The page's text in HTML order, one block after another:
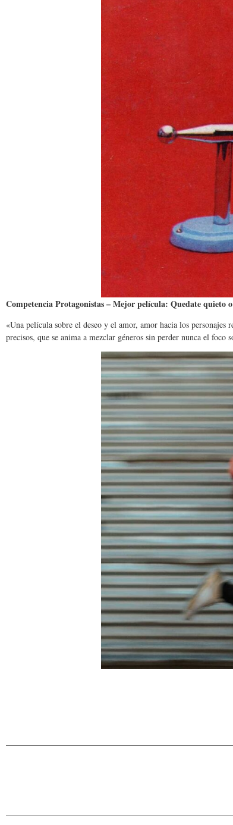
Competencia Protagonistas – Mejor película: Quedate quieto
«Una película sobre el deseo y el amor, amor hacia los
precisos, que se anima a mezclar géneros sin perder nunca el